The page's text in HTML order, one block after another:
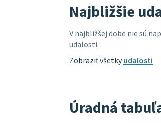
Najbližšie
V najbližšej dobe nie sú
udalosti.
Zobraziť všetkyudalosti
Úradná